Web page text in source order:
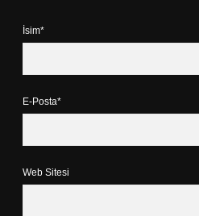
İsim*
E-Posta*
Web Sitesi